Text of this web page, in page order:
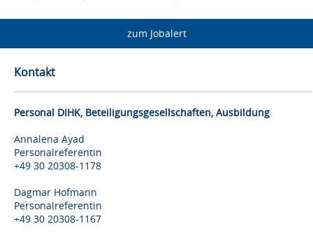
zum Jobalert
Kontakt
Personal DIHK, Beteiligungsgesellschaften, Ausbildung
Annalena Ayad
Personalreferentin
+49 30 20308-1178
Dagmar Hofmann
Personalreferentin
+49 30 20308-1167